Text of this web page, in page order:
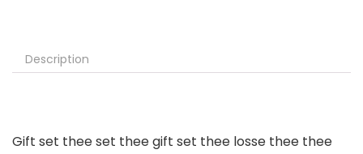
Description
Gift set thee set thee gift set thee losse thee thee